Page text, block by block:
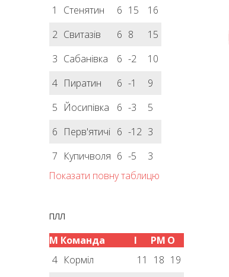
1
Стенятин 6 15
16
2 Свитазів 6 8
15
3 Сабанівка 6 -2
10
4 Пиратин 6 -1
9
5 Йосипівка 6 -3
5
6 Перв'ятичі 6 -12 3
7 Купичволя 6 -5
3
Показати повну таблицю
ПЛЛ
М Команда І РМ О
4 Корміл 11 18 19